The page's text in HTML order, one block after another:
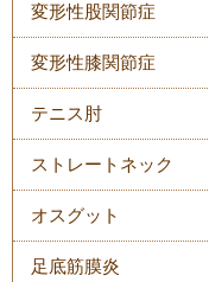
変形性股関節症
変形性膝関節症
テニス肘
ストレートネック
オスグット
足底筋膜炎